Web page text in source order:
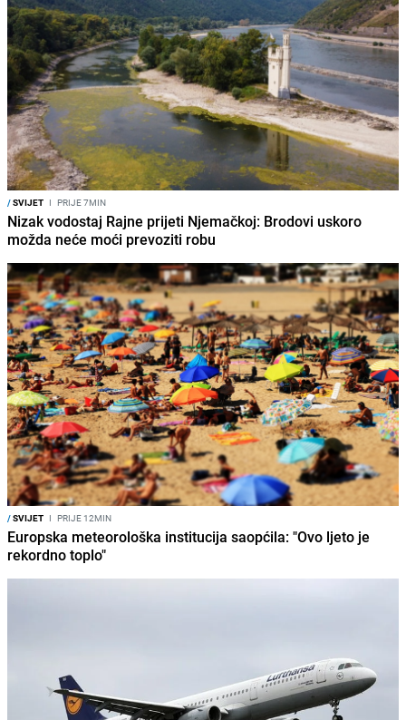
/SVIJET I PRIJE 7MIN
Nizak vodostaj Rajne prijeti Njemačkoj: Brodovi uskoro
možda neće moći prevoziti robu
/SVIJET I PRIJE 12MIN
Europska meteorološka institucija saopćila: "Ovo ljeto je
rekordno toplo"